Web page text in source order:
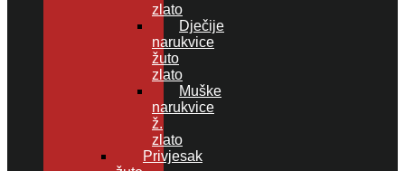
zlato
Dječije
narukvice
žuto
zlato
Muške
narukvice
ž.
zlato
Privjesak